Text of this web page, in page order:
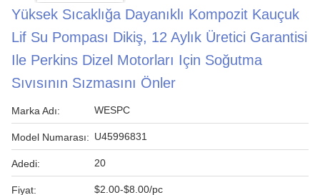
Yüksek Sıcaklığa Dayanıklı Kompozit Kauçuk
Lif Su Pompası Dikiş, 12 Aylık Üretici Garantisi
Ile Perkins Dizel Motorları Için Soğutma
Sıvısının Sızmasını Önler
Marka Adı: WESPC
Model Numarası: U45996831
Adedi: 20
Fiyat: $2.00-$8.00/pc